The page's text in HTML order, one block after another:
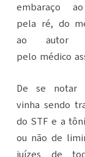
embaraço
pela ré, do
ao autor
pelo médico
De se notar
vinha sendo
do STF e a
ou não de